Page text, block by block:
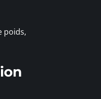
poids,